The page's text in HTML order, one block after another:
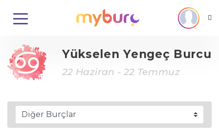
Yükselen Yengeç Burcu
22 Haziran - 22 Temmuz